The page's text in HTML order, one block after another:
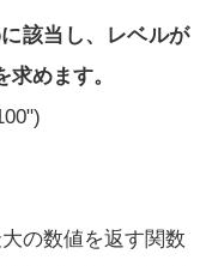
該当し、レベルが
めます。
の数値を返す関数